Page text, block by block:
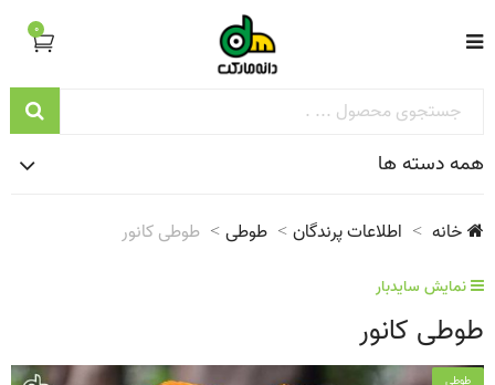
0
همه دسته ها
خانه اطلاعات پرندگان طوطی طوطی کانور
نمایش سایدبار
طوطی کانور
طوطی